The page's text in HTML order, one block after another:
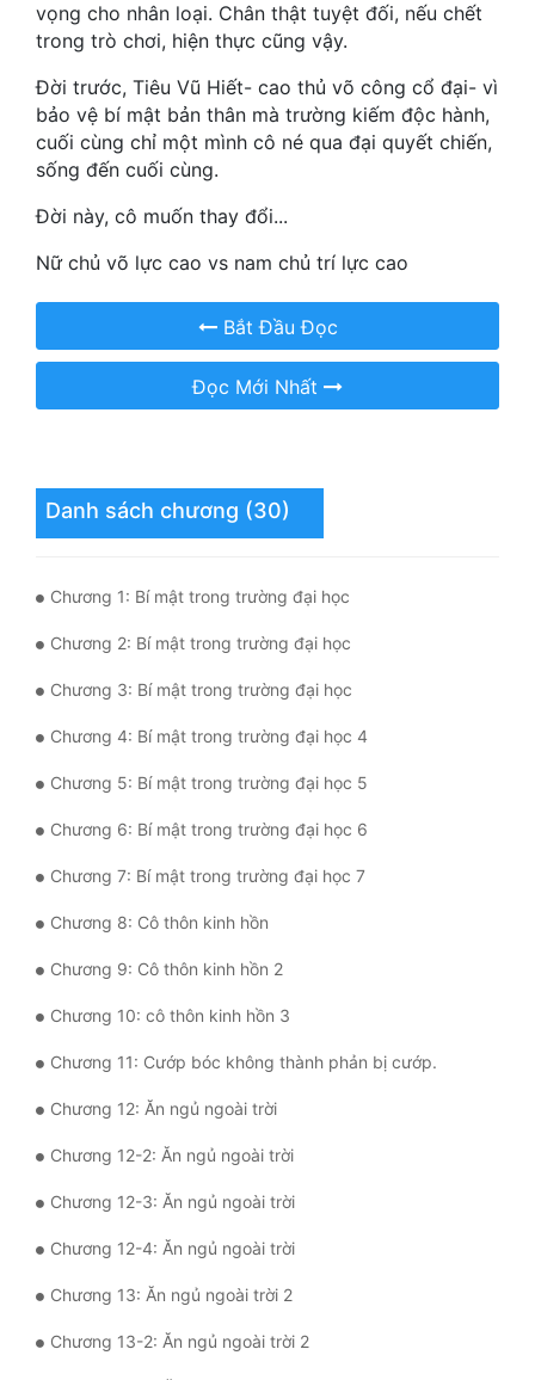
Gia Đấu
Góc Nhìn Nam
Góc Nhìn Nữ
Huyền Huyễn
Huyền Nghi
Huyền Ảo
Hệ Thống
Học Đường
Khoa Huyễn Không Gian
Kiếm Hiệp
Kỳ Huyễn
Kỳ Ảo
Linh Dị
Làm Giàu
vọng cho nhân loại. Chân thật tuyệt đối, nếu chết
trong trò chơi, hiện thực cũng vậy.
Đời trước, Tiêu Vũ Hiết- cao thủ võ công cổ đại- vì
bảo vệ bí mật bản thân mà trường kiếm độc hành,
cuối cùng chỉ một mình cô né qua đại quyết chiến,
sống đến cuối cùng.
Đời này, cô muốn thay đổi...
Nữ chủ võ lực cao vs nam chủ trí lực cao
Bắt Đầu Đọc
Đọc Mới Nhất
Danh sách chương (30)
Chương 1: Bí mật trong trường đại học
Chương 2: Bí mật trong trường đại học
Chương 3: Bí mật trong trường đại học
Chương 4: Bí mật trong trường đại học 4
Chương 5: Bí mật trong trường đại học 5
Chương 6: Bí mật trong trường đại học 6
Chương 7: Bí mật trong trường đại học 7
Chương 8: Cô thôn kinh hồn
Chương 9: Cô thôn kinh hồn 2
Chương 10: cô thôn kinh hồn 3
Chương 11: Cướp bóc không thành phản bị cướp.
Chương 12: Ăn ngủ ngoài trời
Chương 12-2: Ăn ngủ ngoài trời
Chương 12-3: Ăn ngủ ngoài trời
Chương 12-4: Ăn ngủ ngoài trời
Chương 13: Ăn ngủ ngoài trời 2
Chương 13-2: Ăn ngủ ngoài trời 2